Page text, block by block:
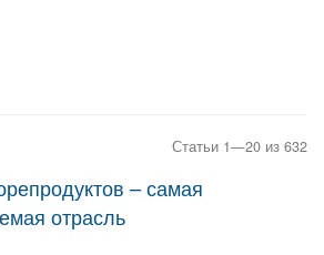
Статьи 1—20 из 632
– самая
отрасль